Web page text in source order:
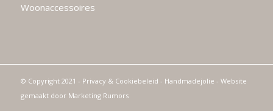
Woonaccessoires
© Copyright 2021 - Privacy & Cookiebeleid - Handmadejolie - Website
gemaakt door Marketing Rumors